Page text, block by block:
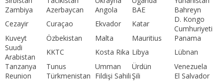
Zambiya
Azerbaycan Angola BAE
Bahreyn
Cezayir
Curaçao Ekvador Katar
D. Kongo
Cumhuriyeti
Kuveyt
Özbekistan Malta Mauritius
Panama
Suudi
Arabistan
KKTC Kosta Rika Libya
Lübnan
Tanzanya
Tunus Umman Ürdün
Venezuela
Reunion
Türkmenistan Fildişi Sahili Şili El Salvador